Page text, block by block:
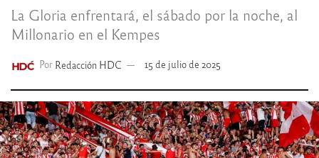
La Gloria enfrentará, el sábado por la noche, al
Millonario en el Kempes
Por Redacción HDC 15 de julio de 2025